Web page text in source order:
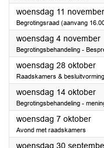
woensdag 11 november
Begrotingsraad (aanvang
woensdag 4 november
Begrotingsbehandeling -
woensdag 28 oktober
Raadskamers & besluitvorming
woensdag 14 oktober
Begrotingsbehandeling -
woensdag 7 oktober2026
Avond met raadskamers
woensdag 30